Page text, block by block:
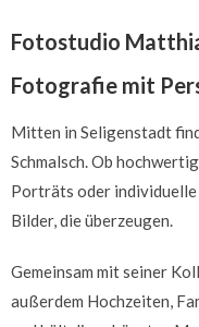
Fotostudio
Fotografie mit
Mitten in Seligenstadt
Schmalsch. Ob
Porträts oder individuelle
Bilder, die überzeugen.
Gemeinsam mit seiner
außerdem Hochzeiten,